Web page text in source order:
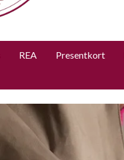
REA Presentkort